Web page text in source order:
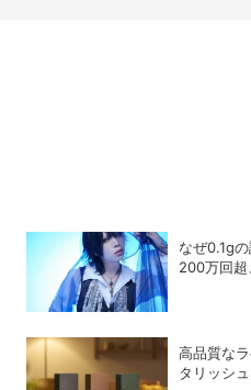
なぜ0.1g
200万回超
高品質な
タリッシ